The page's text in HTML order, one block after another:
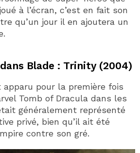
à l’écran, c’est en fait son
qu’un jour il en ajoutera un
Blade : Trinity (2004)
apparu pour la première fois
Tomb of Dracula dans les
généralement représenté
privé, bien qu’il ait été
contre son gré.